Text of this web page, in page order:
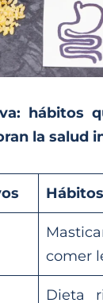
hábitos
la salud
comer
Dieta